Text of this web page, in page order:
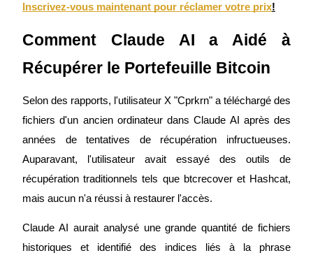
Devenez un trader de copie
Profitez du partage des bénéfices et des commissions de copy
trading
Information
Inscrivez-vous maintenant pour réclamer votre prix!
Comment Claude AI a Aidé à
Récupérer le Portefeuille Bitcoin
Selon des rapports, l'utilisateur X "Cprkrn" a téléchargé des
fichiers d'un ancien ordinateur dans Claude AI après des
années de tentatives de récupération infructueuses.
Auparavant, l'utilisateur avait essayé des outils de
récupération traditionnels tels que btcrecover et Hashcat,
mais aucun n'a réussi à restaurer l'accès.
Claude AI aurait analysé une grande quantité de fichiers
historiques et identifié des indices liés à la phrase